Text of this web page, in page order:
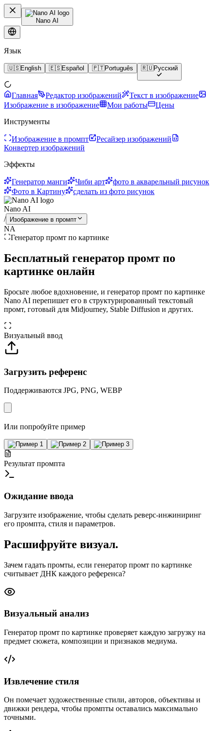
Nano AI
Язык
🇺🇸English 🇪🇸Español 🇵🇹Português 🇷🇺Русский
Главная Редактор изображений
Текст в изображение
Изображение в изображение
Мои работы
Цены
Инструменты
Изображение в промпт
Ресайзер изображений
Конвертер изображений
Эффекты
Генератор манги Чиби арт
фото в акварельный рисунок
Фото в Картину
сделать из фото рисунок
Nano AI
/
Изображение в промпт
NA
Генератор промт по картинке
Бесплатный генератор промт по
картинке онлайн
Бросьте любое вдохновение, и генератор промт по картинке
Nano AI перепишет его в структурированный текстовый
промт, готовый для Midjourney, Stable Diffusion и других.
Визуальный ввод
Загрузить референс
Поддерживаются JPG, PNG, WEBP
Или попробуйте пример
Результат промпта
Ожидание ввода
Загрузите изображение, чтобы сделать реверс-инжиниринг
его промпта, стиля и параметров.
Расшифруйте визуал.
Зачем гадать промты, если генератор промт по картинке
считывает ДНК каждого референса?
Визуальный анализ
Генератор промт по картинке проверяет каждую загрузку на
предмет сюжета, композиции и признаков медиума.
Извлечение стиля
Он помечает художественные стили, авторов, объективы и
движки рендера, чтобы промпты оставались максимально
точными.